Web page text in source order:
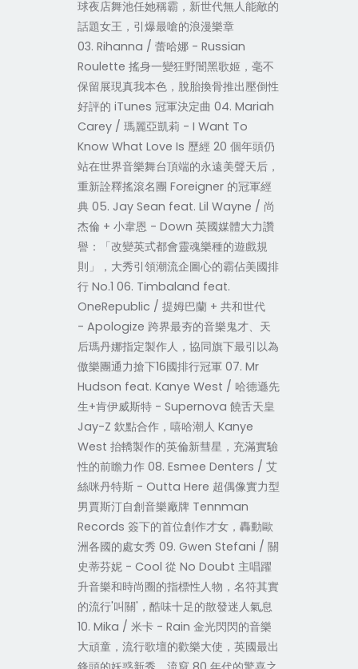
球夜店舞池任她稱霸，新世代無人能敵的
話題女王，引爆最嗆的浪漫樂章
03. Rihanna / 蕾哈娜 - Russian
Roulette 搖身一變狂野闇黑歌姬，毫不
保留展現真我本色，脫胎換骨推出壓倒性
好評的 iTunes 冠軍決定曲 04. Mariah
Carey / 瑪麗亞凱莉 - I Want To
Know What Love Is 歷經 20 個年頭仍
站在世界音樂舞台頂端的永遠美聲天后，
重新詮釋搖滾名團 Foreigner 的冠軍經
典 05. Jay Sean feat. Lil Wayne / 尚
杰倫 + 小韋恩 - Down 英國媒體大力讚
譽：「改變英式都會靈魂樂種的遊戲規
則」，大秀引領潮流企圖心的霸佔美國排
行 No.1 06. Timbaland feat.
OneRepublic / 提姆巴蘭 + 共和世代
- Apologize 跨界最夯的音樂鬼才、天
后瑪丹娜指定製作人，協同旗下最引以為
傲樂團通力搶下16國排行冠軍 07. Mr
Hudson feat. Kanye West / 哈德遜先
生+肯伊威斯特 - Supernova 饒舌天皇
Jay-Z 欽點合作，嘻哈潮人 Kanye
West 抬轎製作的英倫新彗星，充滿實驗
性的前瞻力作 08. Esmee Denters / 艾
絲咪丹特斯 - Outta Here 超偶像實力型
男賈斯汀自創音樂廠牌 Tennman
Records 簽下的首位創作才女，轟動歐
洲各國的處女秀 09. Gwen Stefani / 關
史蒂芬妮 - Cool 從 No Doubt 主唱躍
升音樂和時尚圈的指標性人物，名符其實
的流行'叫關'，酷味十足的散發迷人氣息
10. Mika / 米卡 - Rain 金光閃閃的音樂
大頑童，流行歌壇的歡樂大使，英國最出